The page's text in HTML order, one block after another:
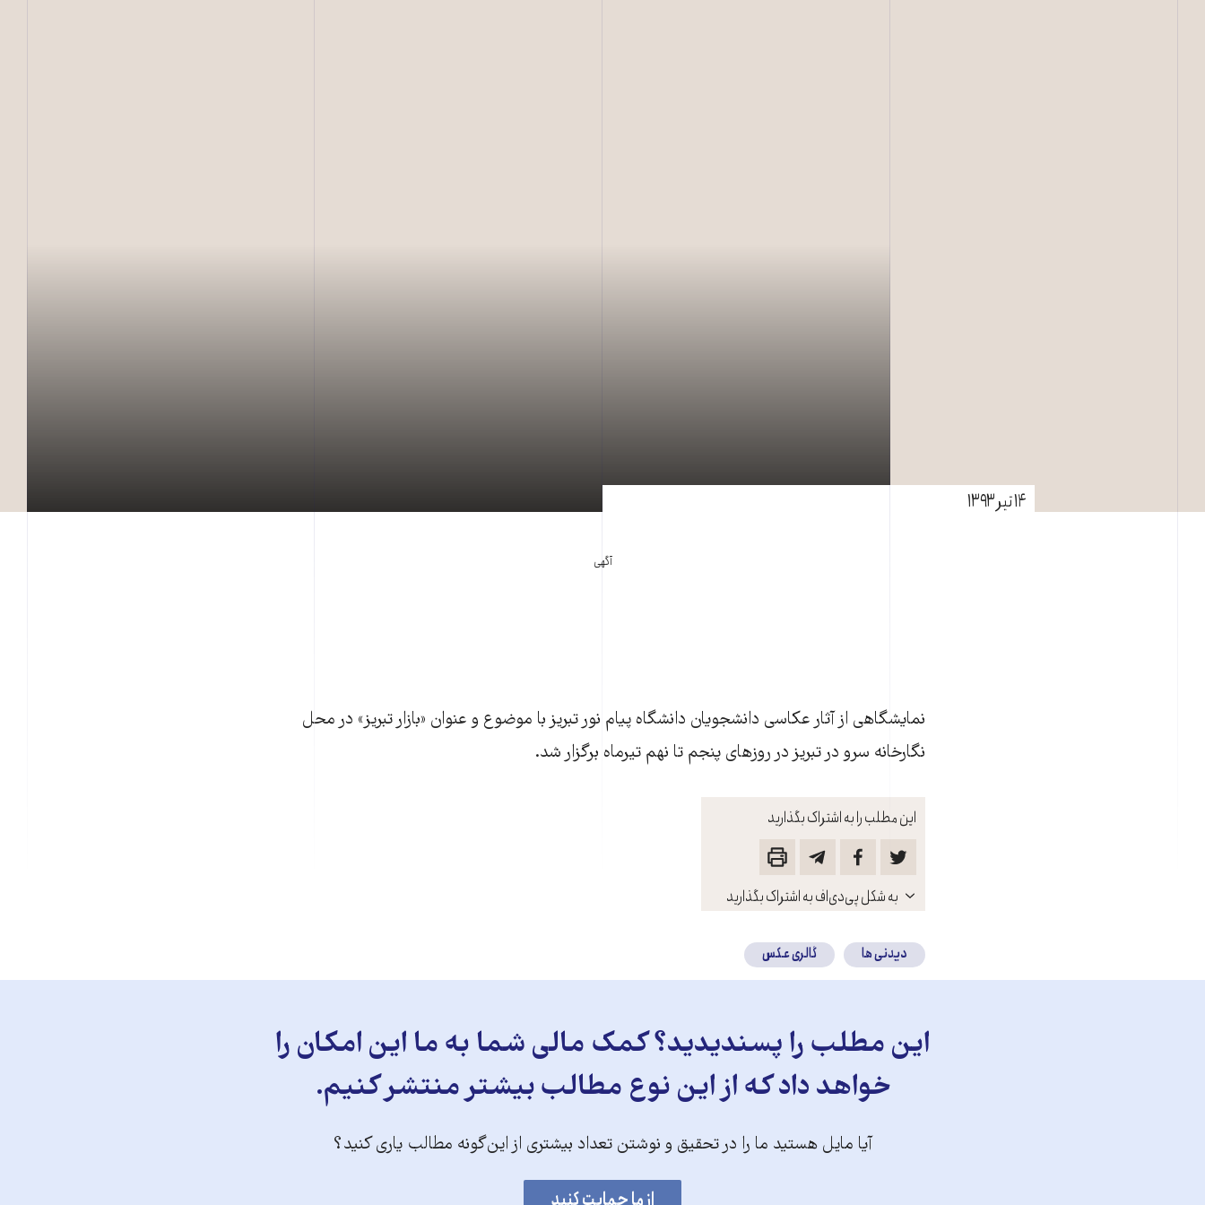
۱۴ تیر ۱۳۹۳
آگهی
این مطلب را به اشتراک بگذارید
باز
کنید
به شکل پی‌دی‌اف به اشتراک بگذارید
نمایشگاهی از آثار عکاسی دانشجویان دانشگاه پیام نور تبریز با موضوع و عنوان «بازار تبریز» در محل
نگارخانه سرو در تبریز در روزهای پنجم تا نهم تیرماه برگزار شد.
دیدنی ها گالری عکس
این مطلب را پسندیدید؟ کمک مالی شما به ما این امکان را
خواهد داد که از این نوع مطالب بیشتر منتشر کنیم.
آیا مایل هستید ما را در تحقیق و نوشتن تعداد بیشتری از این‌گونه مطالب یاری کنید؟